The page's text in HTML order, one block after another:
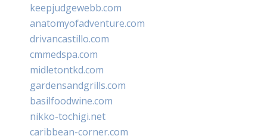
keepjudgewebb.com
anatomyofadventure.com
drivancastillo.com
cmmedspa.com
midletontkd.com
gardensandgrills.com
basilfoodwine.com
nikko-tochigi.net
caribbean-corner.com